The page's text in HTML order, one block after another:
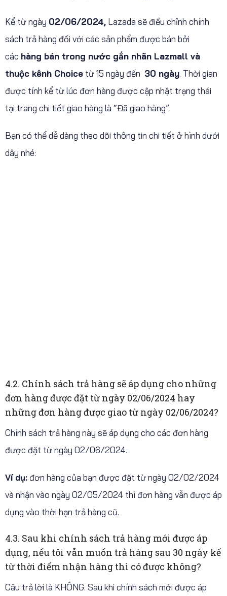
Kể từ ngày 02/06/2024, Lazada sẽ điều chỉnh chính
sách trả hàng đối với các sản phẩm được bán bởi
các hàng bán trong nước gắn nhãn Lazmall và
thuộc kênh Choice từ 15 ngày đến 30 ngày. Thời gian
được tính kể từ lúc đơn hàng được cập nhật trạng thái
tại trang chi tiết giao hàng là “Đã giao hàng”.
Bạn có thể dễ dàng theo dõi thông tin chi tiết ở hình dưới
dây nhé:
4.2. Chính sách trả hàng sẽ áp dụng cho những
đơn hàng được đặt từ ngày 02/06/2024 hay
những đơn hàng được giao từ ngày 02/06/2024?
Chính sách trả hàng này sẽ áp dụng cho các đơn hàng
được đặt từ ngày 02/06/2024.
Ví dụ: đơn hàng của bạn được đặt từ ngày 02/02/2024
và nhận vào ngày 02/05/2024 thì đơn hàng vẫn được áp
dụng vào thời hạn trả hàng cũ.
4.3. Sau khi chính sách trả hàng mới được áp
dụng, nếu tôi vẫn muốn trả hàng sau 30 ngày kể
từ thời điểm nhận hàng thì có được không?
Câu trả lời là KHÔNG. Sau khi chính sách mới được áp